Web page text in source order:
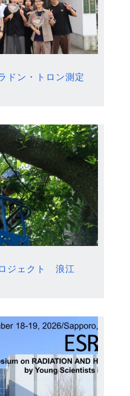
ドン・トロン測定
ジェクト 浪江